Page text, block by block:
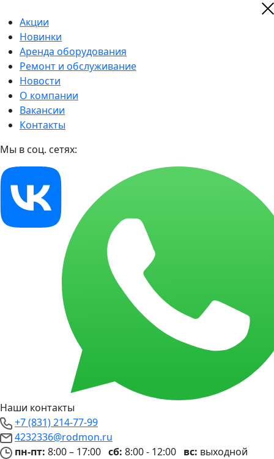
Акции
Новинки
Аренда оборудования
Ремонт и обслуживание
Новости
О компании
Вакансии
Контакты
Мы в соц. сетях:
Наши контакты
+7 (831) 214-77-99
4232336@rodmon.ru
пн-пт: 8:00 – 17:00 сб: 8:00 - 12:00 вс: выходной